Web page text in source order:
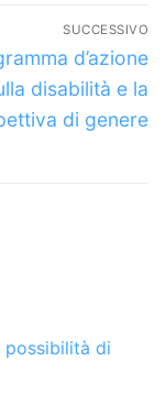
SUCCESSIVO
d’azione
disabilità e la
di genere
possibilità di